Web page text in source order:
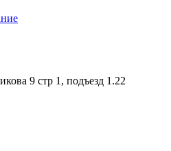
9 стр 1, подъезд 1.22